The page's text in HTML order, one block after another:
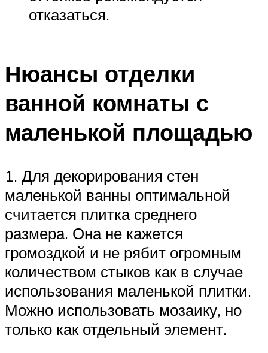
отказаться.
Нюансы отделки
ванной комнаты с
маленькой площадью
1. Для декорирования стен
маленькой ванны оптимальной
считается плитка среднего
размера. Она не кажется
громоздкой и не рябит огромным
количеством стыков как в случае
использования маленькой плитки.
Можно использовать мозаику, но
только как отдельный элемент.